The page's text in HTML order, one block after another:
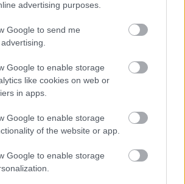
advertising purposes.
Google to send me
Google to enable storage
like cookies on web or
in apps.
Google to enable storage
of the website or app.
Google to enable storage
a balatoni új ingatlanok,
a drágulás